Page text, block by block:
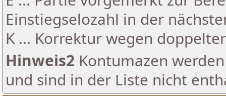
Einstiegselozahl in der
K ... Korrektur wegen
Hinweis2 Kontumazen
und sind in der Liste nicht